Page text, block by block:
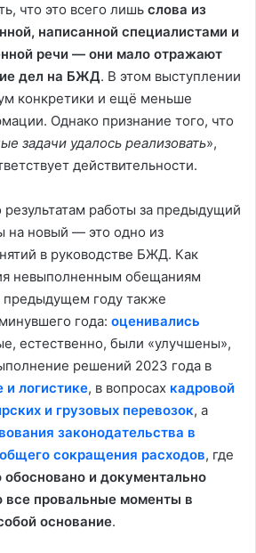
что это всего лишь слова из
написанной специалистами и
речи — они мало отражают
дел на БЖД. В этом выступлении
конкретики и ещё меньше
Однако признание того, что
задачи удалось реализовать»,
действительности.
результатам работы за предыдущий
на новый — это одно из
в руководстве БЖД. Как
невыполненным обещаниям
предыдущем году также
года: оценивались
естественно, были «улучшены»,
решений 2023 года в
и логистике, в вопросах кадровой
и грузовых перевозок, а
законодательства в
сокращения расходов, где
обосновано и документально
все провальные моменты в
основание.